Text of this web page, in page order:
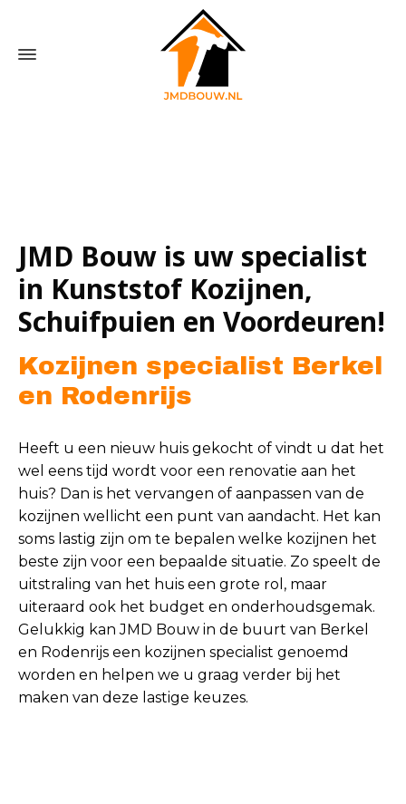
JMD Bouw is uw specialist
in Kunststof Kozijnen,
Schuifpuien en Voordeuren!
Kozijnen specialist Berkel
en Rodenrijs
Heeft u een nieuw huis gekocht of vindt u dat het
wel eens tijd wordt voor een renovatie aan het
huis? Dan is het vervangen of aanpassen van de
kozijnen wellicht een punt van aandacht. Het kan
soms lastig zijn om te bepalen welke kozijnen het
beste zijn voor een bepaalde situatie. Zo speelt de
uitstraling van het huis een grote rol, maar
uiteraard ook het budget en onderhoudsgemak.
Gelukkig kan JMD Bouw in de buurt van Berkel
en Rodenrijs een kozijnen specialist genoemd
worden en helpen we u graag verder bij het
maken van deze lastige keuzes.